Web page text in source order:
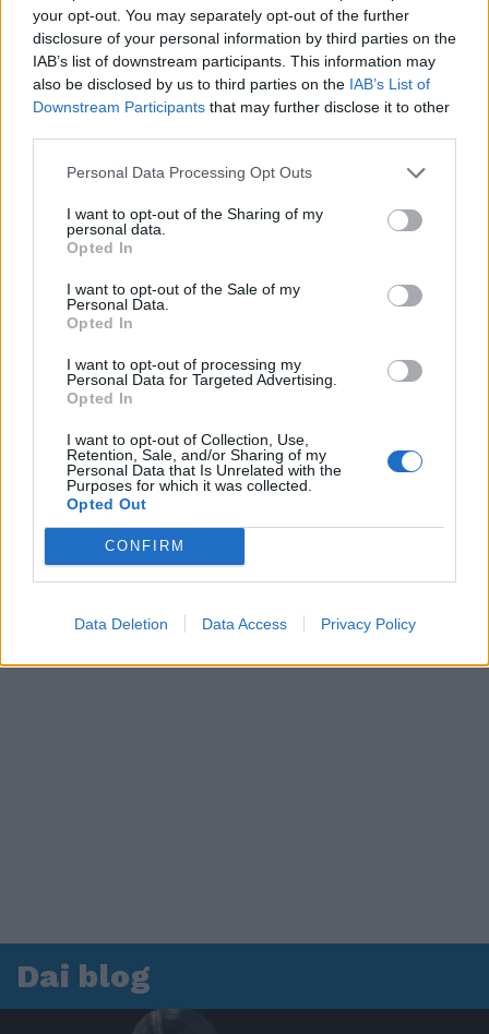
your opt-out. You may separately opt-out of the further
disclosure of your personal information by third parties on the
IAB’s list of downstream participants. This information may
also be disclosed by us to third parties on the IAB’s List of
Downstream Participants that may further disclose it to other
Personal Data Processing Opt Outs
I want to opt-out of the Sharing of my
personal data.
Opted In
I want to opt-out of the Sale of my
Personal Data.
Opted In
I want to opt-out of processing my
Personal Data for Targeted Advertising.
Opted In
I want to opt-out of Collection, Use,
Retention, Sale, and/or Sharing of my
Personal Data that Is Unrelated with the
Purposes for which it was collected.
Opted Out
CONFIRM
Data Deletion Data Access Privacy Policy
Leonardo Maria Del Vecchio dall'ex compagna
in ospedale. Le dichiarazioni ai giornalisti
Dai blog